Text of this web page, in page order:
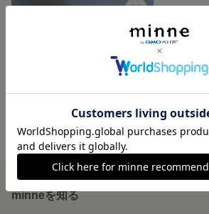
Mystic Glow ﾐｽﾃｨｯｸ･ｸﾞﾛｰ ブライダル 結婚式 お呼ばれ 前撮り ウェディング ミラーネイル クリアネイル ジェルネイル ネイルチップ つけ爪
minne ホーム hooponopono6_nail tip の作品一覧
minneを知る